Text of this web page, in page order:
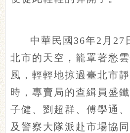
中華民國36年2月27
北市的天空，籠罩著愁
風，輕輕地掠過臺北市
時，專賣局的查緝員盛
子健、劉超群、傅學通
及警察大隊派赴市場協